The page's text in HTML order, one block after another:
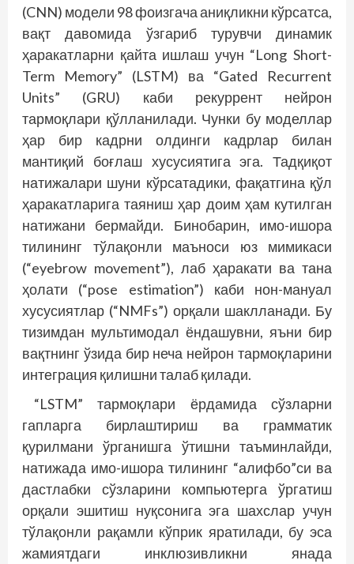
(CNN) модели 98 фоизгача аниқликни кўрсатса,
вақт давомида ўзгариб турувчи динамик
ҳаракатларни қайта ишлаш учун “Long Short-
Term Memory” (LSTM) ва “Gated Recurrent
Units” (GRU) каби рекуррент нейрон
тармоқлари қўлланилади. Чунки бу моделлар
ҳар бир кадрни олдинги кадрлар билан
мантиқий боғлаш хусусиятига эга. Тадқиқот
натижалари шуни кўрсатадики, фақатгина қўл
ҳаракатларига таяниш ҳар доим ҳам кутилган
натижани бермайди. Бинобарин, имо-ишора
тилининг тўлақонли маъноси юз мимикаси
(“eyebrow movement”), лаб ҳаракати ва тана
ҳолати (“pose estimation”) каби нон-мануал
хусусиятлар (“NMFs”) орқали шаклланади. Бу
тизимдан мультимодал ёндашувни, яъни бир
вақтнинг ўзида бир неча нейрон тармоқларини
интеграция қилишни талаб қилади.
“LSTM” тармоқлари ёрдамида сўзларни
гапларга бирлаштириш ва грамматик
қурилмани ўрганишга ўтишни таъминлайди,
натижада имо-ишора тилининг “алифбо”си ва
дастлабки сўзларини компьютерга ўргатиш
орқали эшитиш нуқсонига эга шахслар учун
тўлақонли рақамли кўприк яратилади, бу эса
жамиятдаги инклюзивликни янада